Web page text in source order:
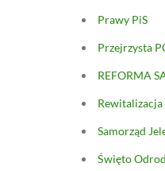
Prawy PiS
Przejrzysta
REFORMA
Samorząd
Święto